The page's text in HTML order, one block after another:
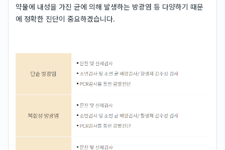
약물에 내성을 가진 균에 의해 발생하는 방광염 등 다양하기 때문
에 정확한 진단이 중요하겠습니다.